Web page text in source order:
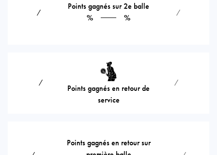
⁄
Points gagnés sur 2e balle
%
% ⁄
⁄
Points gagnés en retour de
service
⁄
Points gagnés en retour sur